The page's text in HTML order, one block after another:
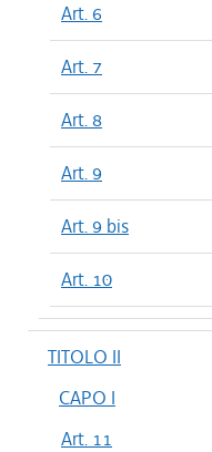
Art. 6
Art. 7
Art. 8
Art. 9
Art. 9 bis
Art. 10
TITOLO II
CAPO I
Art. 11